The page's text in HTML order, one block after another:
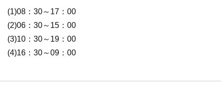
(1)08：30～17：00
(2)06：30～15：00
(3)10：30～19：00
(4)16：30～09：00